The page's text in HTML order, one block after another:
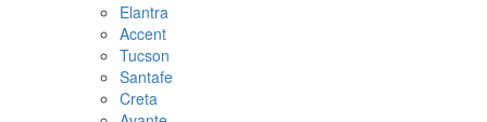
Elantra
Accent
Tucson
Santafe
Creta